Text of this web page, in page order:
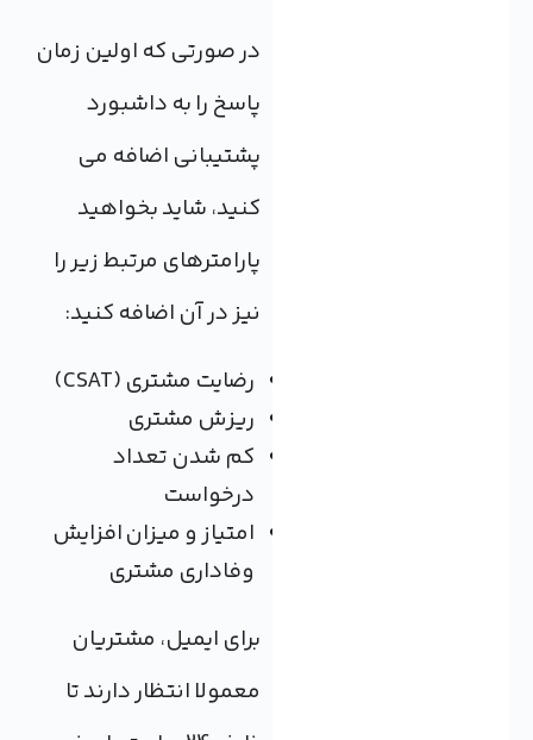
در صورتی که اولین زمان
پاسخ را به داشبورد
پشتیبانی اضافه می
کنید، شاید بخواهید
پارامترهای مرتبط زیر را
نیز در آن اضافه کنید:
رضایت مشتری (CSAT)
ریزش مشتری
کم شدن تعداد
درخواست
امتیاز و میزان افزایش
وفاداری مشتری
برای ایمیل، مشتریان
معمولا انتظار دارند تا